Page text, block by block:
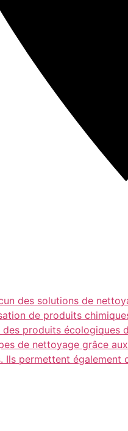
des solutions de
de produits
produits
de nettoyage grâce
permettent